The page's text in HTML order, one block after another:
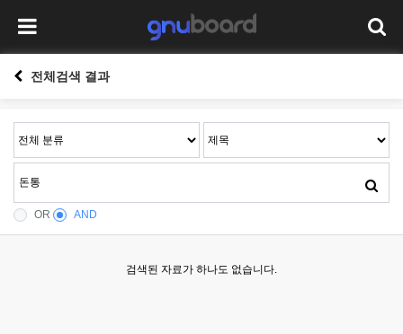
전체검색 결과
OR AND
검색된 자료가 하나도 없습니다.